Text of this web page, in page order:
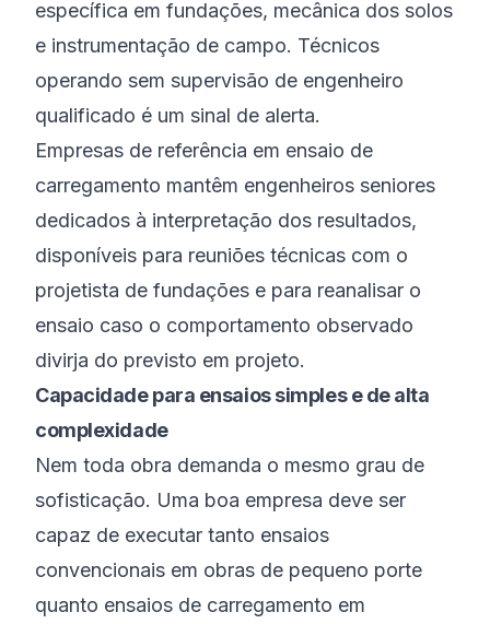
específica em fundações, mecânica dos solos
e instrumentação de campo. Técnicos
operando sem supervisão de engenheiro
qualificado é um sinal de alerta.
Empresas de referência em ensaio de
carregamento mantêm engenheiros seniores
dedicados à interpretação dos resultados,
disponíveis para reuniões técnicas com o
projetista de fundações e para reanalisar o
ensaio caso o comportamento observado
divirja do previsto em projeto.
Capacidade para ensaios simples e de alta
complexidade
Nem toda obra demanda o mesmo grau de
sofisticação. Uma boa empresa deve ser
capaz de executar tanto ensaios
convencionais em obras de pequeno porte
quanto ensaios de carregamento em